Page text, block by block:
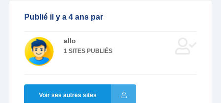
Publié il y a 4 ans par
allo
1 SITES PUBLIÉS
Voir ses autres sites